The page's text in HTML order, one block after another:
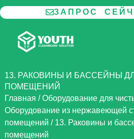
Перейти
к
содержимому
ЗАПРОС
13. РАКОВИНЫ И БАССЕЙНЫ
ПОМЕЩЕНИЙ
Главная /Оборудование для
Оборудование из нержавеющей
помещений / 13. Раковины и
помещений